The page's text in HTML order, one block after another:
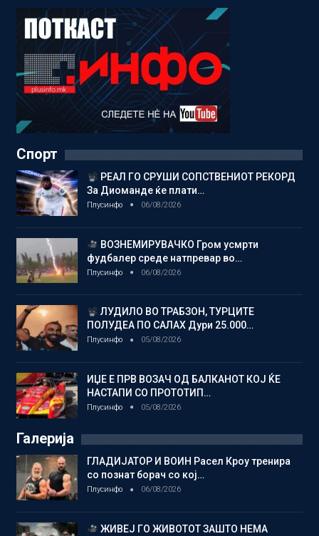
Спорт
РЕАЛ ГО СРУШИ СОПСТВЕНИОТ РЕКОРД
За Диоманде ќе плати…
Плусинфо 06/08/2026
ВОЗНЕМИРУВАЧКО Гром усмрти
фудбалер среде натпревар во…
Плусинфо 06/08/2026
ЛУДИЛО ВО ТРАБЗОН, ТУРЦИТЕ
ПОЛУДЕА ПО САЛАХ Дури 25.000…
Плусинфо 05/08/2026
ИЏЕ Е ПРВ ВОЗАЧ ОД БАЛКАНОТ КОЈ ЌЕ
НАСТАПИ СО ПРОТОТИП…
Плусинфо 05/08/2026
Галерија
ГЛАДИЈАТОР И ВОИН Расел Кроу тренира
со познат борач со кој…
Плусинфо 06/08/2026
ЖИВЕЈ ГО ЖИВОТОТ ЗАШТО НЕМА